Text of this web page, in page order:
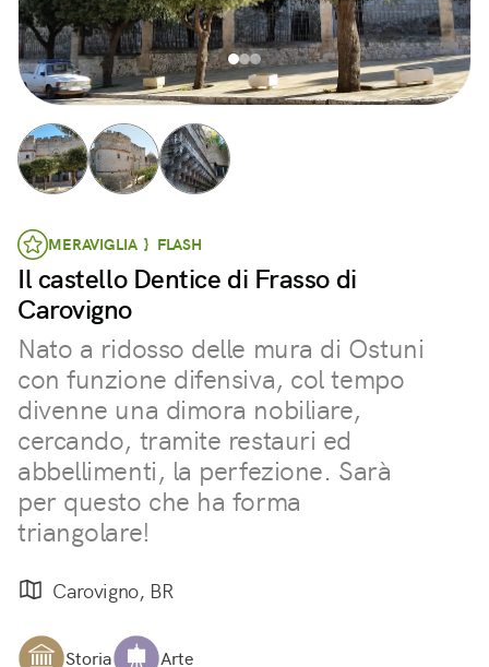
MERAVIGLIA } FLASH
Il castello Dentice di Frasso di
Carovigno
Nato a ridosso delle mura di Ostuni
con funzione difensiva, col tempo
divenne una dimora nobiliare,
cercando, tramite restauri ed
abbellimenti, la perfezione. Sarà
per questo che ha forma
triangolare!
Carovigno, BR
Storia Arte